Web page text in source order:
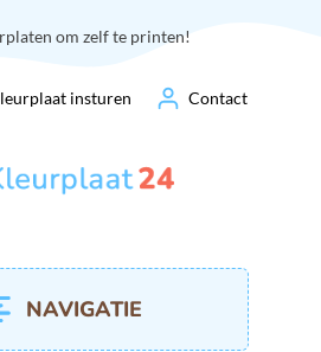
om zelf te printen!
insturen Contact
NAVIGATIE